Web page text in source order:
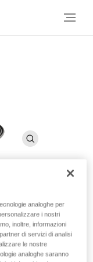
frontale
analoghe per
i nostri
inoltre, informazioni
di servizi di analisi
le nostre
analoghe saranno